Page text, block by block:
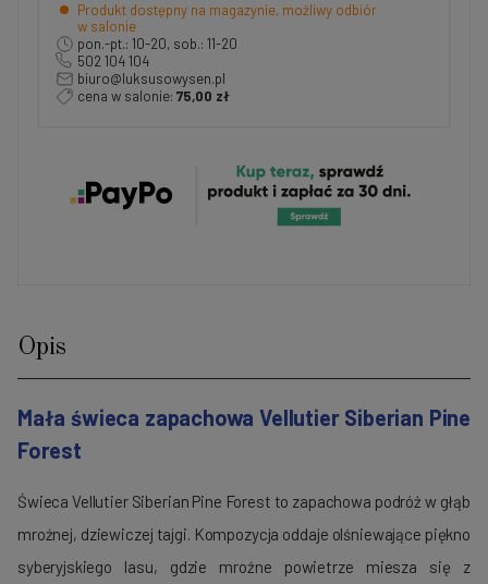
Produkt dostępny na magazynie, możliwy odbiór
w salonie
pon.-pt.: 10-20, sob.: 11-20
502 104 104
biuro@luksusowysen.pl
cena w salonie: 75,00 zł
Opis
Mała świeca zapachowa Vellutier Siberian Pine
Forest
Świeca Vellutier Siberian Pine Forest to zapachowa podróż w głąb
mroźnej, dziewiczej tajgi. Kompozycja oddaje olśniewające piękno
syberyjskiego lasu, gdzie mroźne powietrze miesza się z